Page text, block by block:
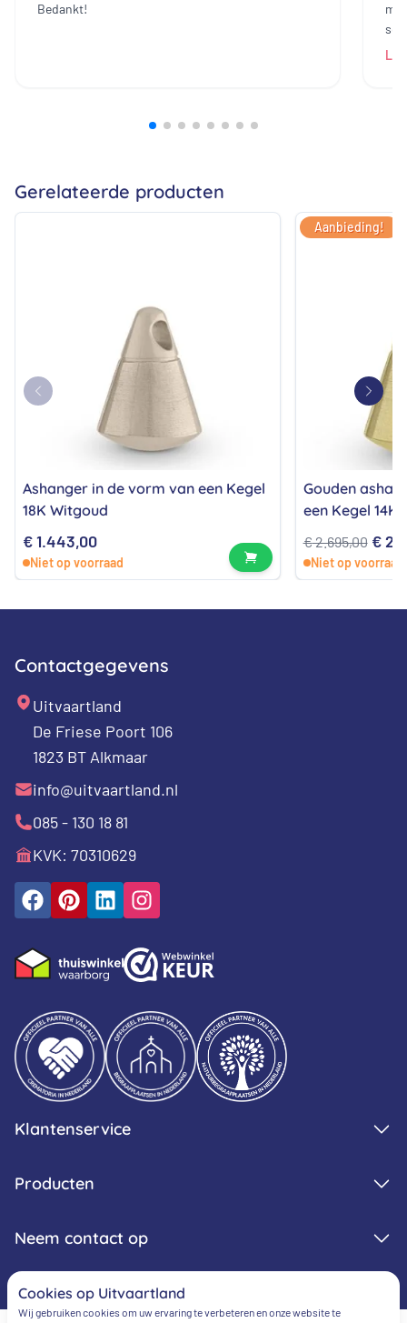
Bedankt!
Gerelateerde producten
Ashanger in de vorm van een Kegel
18K Witgoud
€1.443,00
Niet op voorraad Bekijk product
Aanbieding!
Gouden
een Kegel 14K
€2.695,00
prijs
€
Niet op voorraad
Contactgegevens
Uitvaartland
De Friese Poort 106
1823 BT Alkmaar
info@uitvaartland.nl
085 - 130 18 81
KVK: 70310629
Klantenservice
Producten
Neem contact op
Cookies op Uitvaartland
Wij gebruiken cookies om uw ervaring te verbeteren en onze website te